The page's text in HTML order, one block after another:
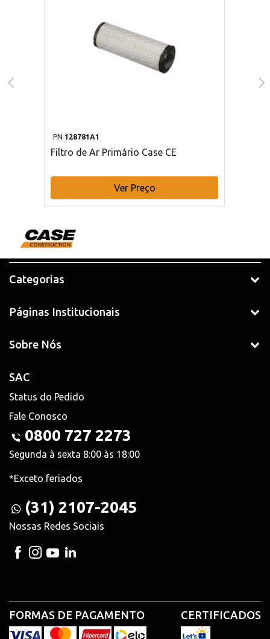
PN 128781A1
Filtro de Ar Primário Case CE
Ver Preço
Categorias
Páginas Institucionais
Sobre Nós
SAC
Status do Pedido
Fale Conosco
0800 727 2273
Segunda à sexta 8:00 às 18:00
*Exceto feriados
(31) 2107-2045
Nossas Redes Sociais
FORMAS DE PAGAMENTO CERTIFICADOS